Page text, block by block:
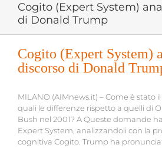
Cogito (Expert System)
di Donald Trump
Cogito (Expert System)
discorso di Donald
MILANO (AIMnews.it) – Come è stato
quali le differenze rispetto a quelli di
Bush nel 2001? A Queste domande
Expert System, analizzandoli con la
cognitiva Cogito. Trump ha